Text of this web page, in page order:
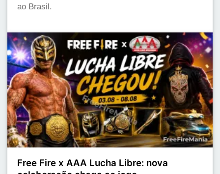
ao Brasil.
Free Fire x AAA Lucha Libre: nova